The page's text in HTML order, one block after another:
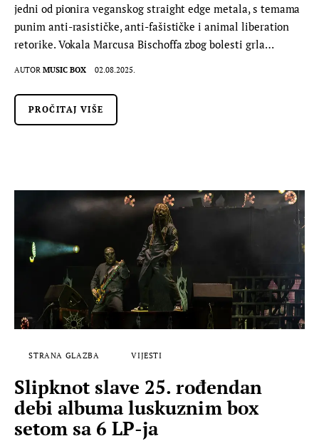
jedni od pionira veganskog straight edge metala, s temama
punim anti-rasističke, anti-fašističke i animal liberation
retorike. Vokala Marcusa Bischoffa zbog bolesti grla…
AUTOR MUSIC BOX 02.08.2025.
PROČITAJ VIŠE
STRANA GLAZBA VIJESTI
Slipknot slave 25. rođendan
debi albuma luskuznim box
setom sa 6 LP-ja